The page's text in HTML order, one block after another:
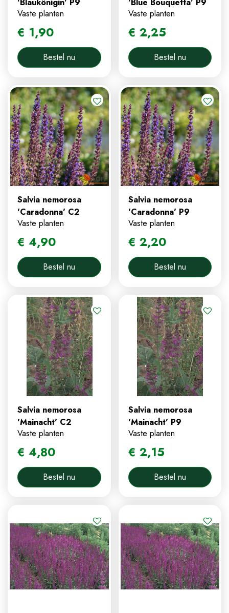
Vaste planten
€ 1,90
Bestel nu
Vaste planten
€ 2,25
Bestel nu
Salvia nemorosa
'Caradonna' C2
Vaste planten
€ 4,90
Bestel nu
Salvia nemorosa
'Caradonna' P9
Vaste planten
€ 2,20
Bestel nu
Salvia nemorosa
'Mainacht' C2
Vaste planten
€ 4,80
Bestel nu
Salvia nemorosa
'Mainacht' P9
Vaste planten
€ 2,15
Bestel nu